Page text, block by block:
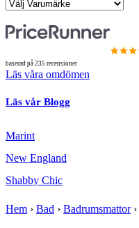
baserad på 235 recensioner
Läs våra omdömen
Läs vår Blogg
Marint
New England
Shabby Chic
Hem › Bad › Badrumsmattor›